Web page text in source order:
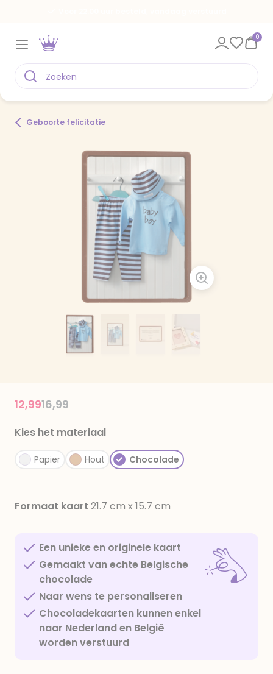
0
Geboorte felicitatie
Price reduced from
16,99to
12,99
Kies het materiaal
Papier Hout Chocolade
Formaat kaart 21.7 cm x 15.7 cm
Een unieke en originele kaart
Gemaakt van echte Belgische
chocolade
Naar wens te personaliseren
Chocoladekaarten kunnen enkel
naar Nederland en België
worden verstuurd